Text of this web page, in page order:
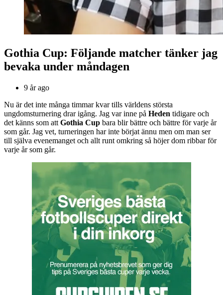
Gothia Cup: Följande matcher tänker jag
bevaka under måndagen
9 år ago
Nu är det inte många timmar kvar tills världens största
ungdomsturnering drar igång. Jag var inne på Heden tidigare och
det känns som att Gothia Cup bara blir bättre och bättre för varje år
som går. Jag vet, turneringen har inte börjat ännu men om man ser
till själva evenemanget och allt runt omkring så höjer dom ribbar för
varje år som går.